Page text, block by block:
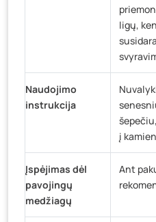
ligų,
Naudojimo
instrukcija
į
Įspėjimas dėl
pavojingų
medžiagų
Ant